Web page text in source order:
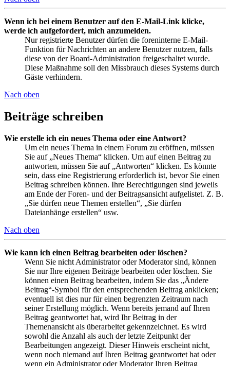
Wenn ich bei einem Benutzer auf den E-Mail-Link klicke,
werde ich aufgefordert, mich anzumelden.
Nur registrierte Benutzer dürfen die foreninterne E-Mail-
Funktion für Nachrichten an andere Benutzer nutzen, falls
diese von der Board-Administration freigeschaltet wurde.
Diese Maßnahme soll den Missbrauch dieses Systems durch
Gäste verhindern.
Nach oben
Beiträge schreiben
Wie erstelle ich ein neues Thema oder eine Antwort?
Um ein neues Thema in einem Forum zu eröffnen, müssen
Sie auf „Neues Thema“ klicken. Um auf einen Beitrag zu
antworten, müssen Sie auf „Antworten“ klicken. Es könnte
sein, dass eine Registrierung erforderlich ist, bevor Sie einen
Beitrag schreiben können. Ihre Berechtigungen sind jeweils
am Ende der Foren- und der Beitragsansicht aufgelistet. Z. B.
„Sie dürfen neue Themen erstellen“, „Sie dürfen
Dateianhänge erstellen“ usw.
Nach oben
Wie kann ich einen Beitrag bearbeiten oder löschen?
Wenn Sie nicht Administrator oder Moderator sind, können
Sie nur Ihre eigenen Beiträge bearbeiten oder löschen. Sie
können einen Beitrag bearbeiten, indem Sie das „Ändere
Beitrag“-Symbol für den entsprechenden Beitrag anklicken;
eventuell ist dies nur für einen begrenzten Zeitraum nach
seiner Erstellung möglich. Wenn bereits jemand auf Ihren
Beitrag geantwortet hat, wird Ihr Beitrag in der
Themenansicht als überarbeitet gekennzeichnet. Es wird
sowohl die Anzahl als auch der letzte Zeitpunkt der
Bearbeitungen angezeigt. Dieser Hinweis erscheint nicht,
wenn noch niemand auf Ihren Beitrag geantwortet hat oder
wenn ein Administrator oder Moderator Ihren Beitrag